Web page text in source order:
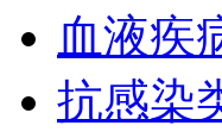
血液疾
抗感染